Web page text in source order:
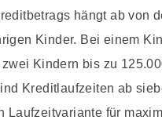
hängt ab von
Kinder. Bei einem
Kindern bis zu
Kreditlaufzeiten ab
Laufzeitvariante für